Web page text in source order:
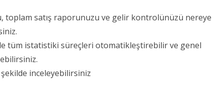
toplam satış raporunuzu ve gelir kontrolünüzü nereye
tüm istatistiki süreçleri otomatikleştirebilir ve genel
inceleyebilirsiniz